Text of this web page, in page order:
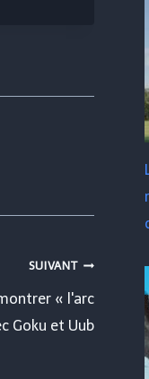
SUIVANT
« l'arc
Goku et Uub